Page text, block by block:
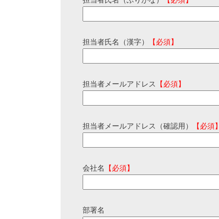
担当者氏名（漢字） 【必須】
担当者メールアドレス 【必須】
担当者メールアドレス（確認用） 【必須
会社名 【必須】
部署名